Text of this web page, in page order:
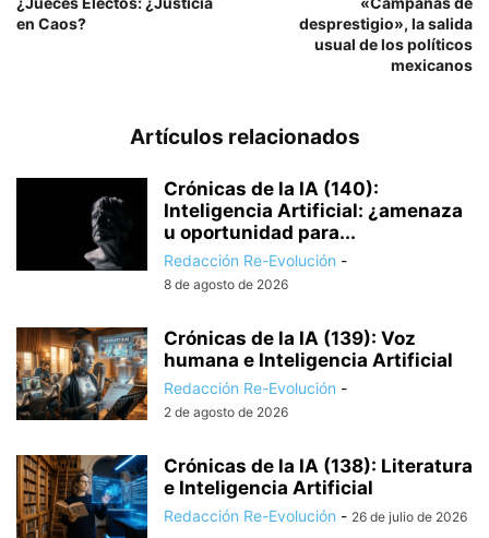
en Caos?
desprestigio», la salida
usual de los políticos
mexicanos
Artículos relacionados
Crónicas de la IA (140):
Inteligencia Artificial: ¿amenaza
u oportunidad para...
Redacción Re-Evolución -
8 de agosto de 2026
Crónicas de la IA (139): Voz
humana e Inteligencia Artificial
Redacción Re-Evolución -
2 de agosto de 2026
Crónicas de la IA (138): Literatura
e Inteligencia Artificial
Redacción Re-Evolución - 26 de julio de 2026